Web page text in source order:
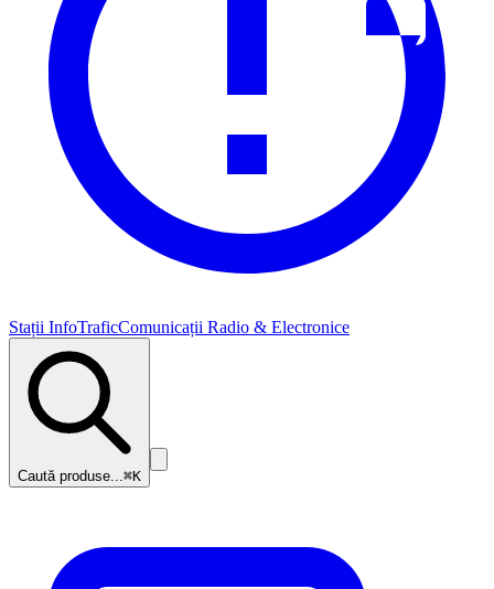
Stații InfoTraficComunicații Radio & Electronice
Caută produse...⌘K